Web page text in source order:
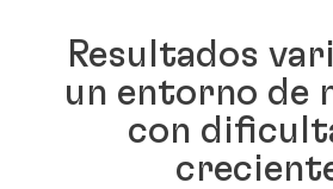
Resultados
un entorno de
con